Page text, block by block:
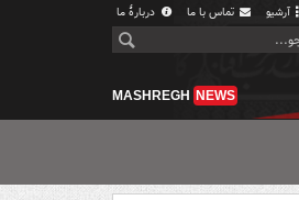
آرشیو تماس با ما دربارهٔ ما
MASHREGH NEWS